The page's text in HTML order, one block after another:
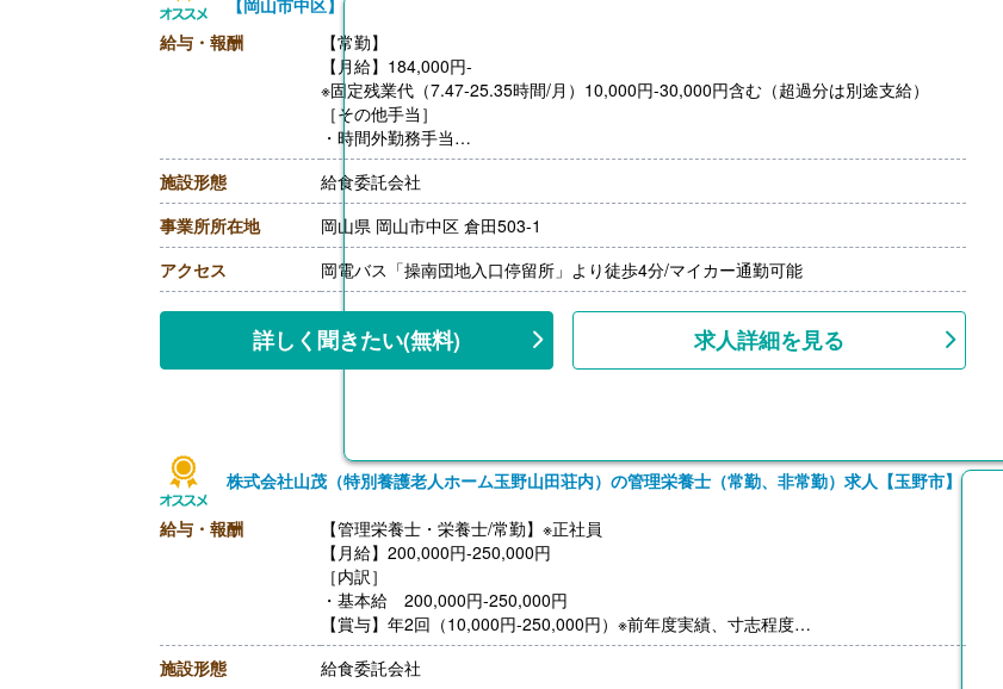
給与・報酬
【常勤】
【月給】184,000円-
※固定残業代（7.47-25.35時間/月）10,000円-30,000円含む（超過分は別途支給）
［その他手当］
・時間外勤務手当
・休日勤務手当
・深夜勤務手当（22:00-翌05:00）
・休業手当
【賞与】年2回
【通勤手当】あり（上限なし）※片道2km以上
【昇給】あり（年1回）
施設形態
給食委託会社
事業所所在地
岡山県 岡山市中区 倉田503-1
アクセス
岡電バス「操南団地入口停留所」より徒歩4分/マイカー通勤可能
詳しく聞きたい(無料) 求人詳細を見る
株式会社山茂（特別養護老人ホーム玉野山田荘内）の管理栄養士（常勤、非常勤）求人【玉野市】
給与・報酬
【管理栄養士・栄養士/常勤】※正社員
【月給】200,000円-250,000円
［内訳］
・基本給 200,000円‐250,000円
【賞与】年2回（10,000円-250,000円）※前年度実績、寸志程度
【通勤手当】あり（上限16,000円/月）
【昇給】あり（1月あたり1,000円-5,000円）※前年度実績
施設形態 給食委託会社